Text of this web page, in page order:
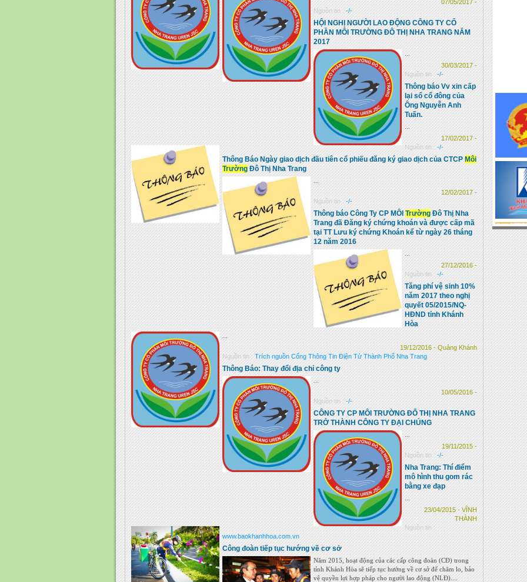
07/05/2017 -
Nguồn tin : -/-
HỘI NGHỊ NGƯỜI LAO ĐỘNG CÔNG TY CỔ
PHẦN MÔI TRƯỜNG ĐÔ THỊ NHA TRANG NĂM
2017
30/03/2017 -
Nguồn tin : -/-
Thông báo Vv xin cấp
lại sổ cổ đông của
Ông Nguyễn Anh
Tuấn.
17/02/2017 -
Nguồn tin : -/-
Thông Báo Ngày giao dịch đầu tiên cổ phiếu đăng ký giao dịch của CTCP Môi
Trường Đô Thị Nha Trang
12/02/2017 -
Nguồn tin : -/-
Thông báo Công Ty CP MÔI Trường Đô Thị Nha
Trang đã Đăng ký chứng khoán và được cấp mã
tại TT Lưu ký chứng Khoán kể từ ngày 26 tháng
12 năm 2016
27/12/2016 -
Nguồn tin : -/-
Tăng phí vệ sinh 10%
năm 2017 theo nghị
quyết 05/2015/NQ-
HĐND tỉnh Khánh
Hòa
19/12/2016 - Quảng Khánh
Nguồn tin : Trích nguồn Cổng Thông Tin Điện Tử Thành Phố Nha Trang
Thông Báo: Thay đổi địa chỉ công ty
10/05/2016 -
Nguồn tin : -/-
CÔNG TY CP MÔI TRƯỜNG ĐÔ THỊ NHA TRANG
TRỞ THÀNH CÔNG TY ĐẠI CHÚNG
19/11/2015 -
Nguồn tin : -/-
Nha Trang: Thí điểm
mô hình thu gom rác
bằng xe đạp
23/04/2015 - VĨNH
THÀNH
Nguồn tin :
www.baokhanhhoa.com.vn
Công đoàn tiếp tục hướng về cơ sở
Năm 2015, hoạt động của các cấp công đoàn (CĐ) trong
tỉnh Khánh Hòa sẽ tiếp tục hướng về cơ sở để chăm lo, bảo
vệ quyền lợi hợp pháp cho người lao động (NLĐ)....